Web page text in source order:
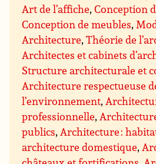
Art de l’affiche,Conception
Conception de meubles,
Architecture,Théorie de
Architectes et cabinets
Structure architecturale et
Architecture respectueuse
l’environnement,
professionnelle,
publics,Architecture :
architecture domestique,